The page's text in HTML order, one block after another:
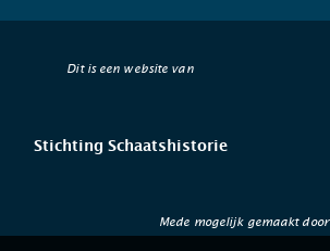
Dit is een website van
Stichting Schaatshistorie
Mede mogelijk gemaakt door